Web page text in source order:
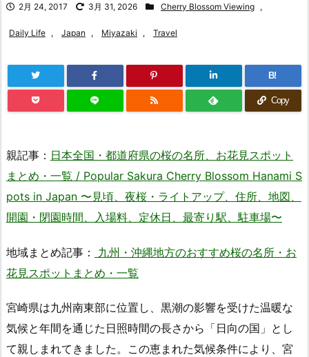
2月 24, 2017 3月 31, 2026 Cherry Blossom Viewing ,
Daily Life , Japan , Miyazaki , Travel
B!
Copy
親記事： 日本全国・都道府県の桜の名所、お花見スポット
まとめ・一覧 / Popular Sakura Cherry Blossom Hanami S
pots in Japan 〜見頃、夜桜・ライトアップ、住所、地図、
開園・閉園時間、入場料、定休日、最寄り駅、駐車場〜
地域まとめ記事：
九州・沖縄地方のおすすめ桜の名所・お
花見スポットまとめ・一覧
宮崎県は九州南東部に位置し、黒潮の影響を受けた温暖な
気候と年間を通じた日照時間の長さから「日向の国」とし
て親しまれてきました。この恵まれた気候条件により、宮